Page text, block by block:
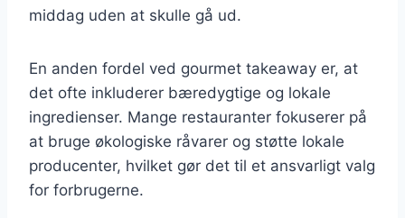
middag uden at skulle gå ud.
En anden fordel ved gourmet takeaway er, at
det ofte inkluderer bæredygtige og lokale
ingredienser. Mange restauranter fokuserer på
at bruge økologiske råvarer og støtte lokale
producenter, hvilket gør det til et ansvarligt valg
for forbrugerne.